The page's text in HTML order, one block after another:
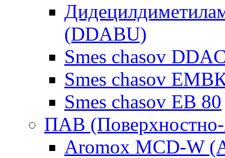
(DDABU)
Smes chasov
Smes chasov
Smes chasov ЕВ 80
ПАВ
Aromox MCD-W